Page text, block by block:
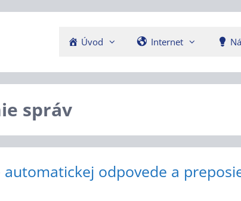
Úvod Internet
správ
automatickej odpovede a